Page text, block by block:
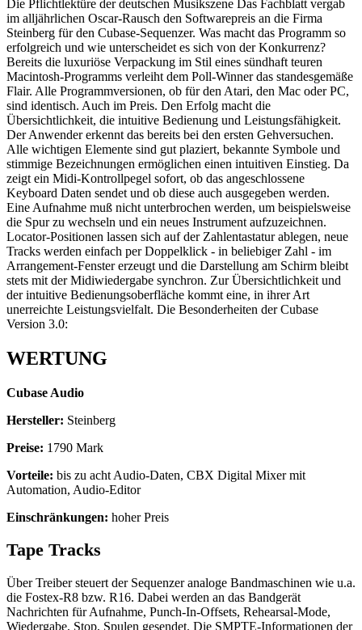
Die Pflichtlektüre der deutschen Musikszene Das Fachblatt vergab
im alljährlichen Oscar-Rausch den Softwarepreis an die Firma
Steinberg für den Cubase-Sequenzer. Was macht das Programm so
erfolgreich und wie unterscheidet es sich von der Konkurrenz?
Bereits die luxuriöse Verpackung im Stil eines sündhaft teuren
Macintosh-Programms verleiht dem Poll-Winner das standesgemäße
Flair. Alle Programmversionen, ob für den Atari, den Mac oder PC,
sind identisch. Auch im Preis. Den Erfolg macht die
Übersichtlichkeit, die intuitive Bedienung und Leistungsfähigkeit.
Der Anwender erkennt das bereits bei den ersten Gehversuchen.
Alle wichtigen Elemente sind gut plaziert, bekannte Symbole und
stimmige Bezeichnungen ermöglichen einen intuitiven Einstieg. Da
zeigt ein Midi-Kontrollpegel sofort, ob das angeschlossene
Keyboard Daten sendet und ob diese auch ausgegeben werden.
Eine Aufnahme muß nicht unterbrochen werden, um beispielsweise
die Spur zu wechseln und ein neues Instrument aufzuzeichnen.
Locator-Positionen lassen sich auf der Zahlentastatur ablegen, neue
Tracks werden einfach per Doppelklick - in beliebiger Zahl - im
Arrangement-Fenster erzeugt und die Darstellung am Schirm bleibt
stets mit der Midiwiedergabe synchron. Zur Übersichtlichkeit und
der intuitive Bedienungsoberfläche kommt eine, in ihrer Art
unerreichte Leistungsvielfalt. Die Besonderheiten der Cubase
Version 3.0:
WERTUNG
Cubase Audio
Hersteller: Steinberg
Preise: 1790 Mark
Vorteile: bis zu acht Audio-Daten, CBX Digital Mixer mit
Automation, Audio-Editor
Einschränkungen: hoher Preis
Tape Tracks
Über Treiber steuert der Sequenzer analoge Bandmaschinen wie u.a.
die Fostex-R8 bzw. R16. Dabei werden an das Bandgerät
Nachrichten für Aufnahme, Punch-In-Offsets, Rehearsal-Mode,
Wiedergabe, Stop, Spulen gesendet. Die SMPTE-Informationen der